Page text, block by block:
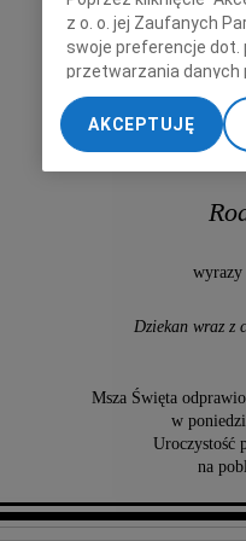
emerytowany
wyrazy
Dziekan wraz z
Msza Święta
w
Uroczystość
na
z o. o. jej Zaufanych
swoje preferencje dot.
przetwarzania danych
„Ustawienia
My, nasi Zaufani
dokładnych danych
Przechowywanie
treści, badnie
AKCEPTUJĘ